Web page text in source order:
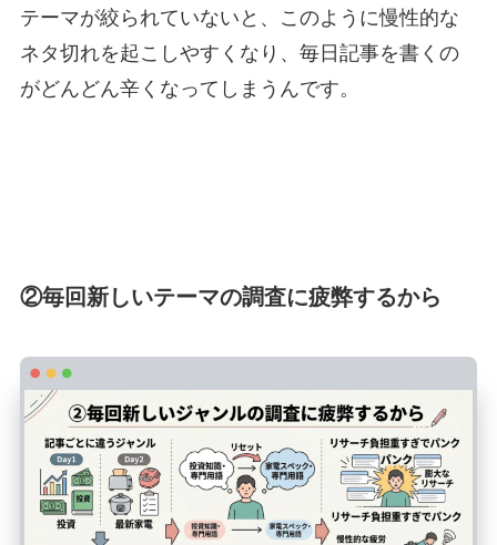
テーマが絞られていないと、このように慢性的な
ネタ切れを起こしやすくなり、毎日記事を書くの
がどんどん辛くなってしまうんです。
②毎回新しいテーマの調査に疲弊するから